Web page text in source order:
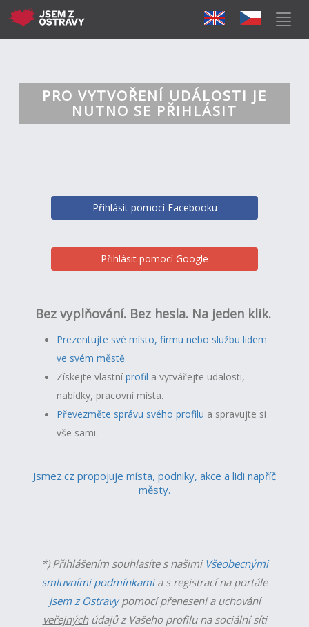
PRO VYTVOŘENÍ UDÁLOSTI JE
NUTNO SE PŘIHLÁSIT
Přihlásit pomocí Facebooku
Přihlásit pomocí Google
Bez vyplňování. Bez hesla. Na jeden klik.
Prezentujte své místo, firmu nebo službu lidem
ve svém městě.
Získejte vlastníprofil a vytvářejte udalosti,
nabídky, pracovní místa.
Převezměte správu svého profilu a spravujte si
vše sami.
Jsmez.cz propojuje místa, podniky, akce a lidi napříč
městy.
*) Přihlášením souhlasíte s našimi Všeobecnými
smluvními podmínkamia s registrací na portále
Jsem z Ostravypomocí přenesení a uchování
veřejnýchúdajů z Vašeho profilu na sociální síti